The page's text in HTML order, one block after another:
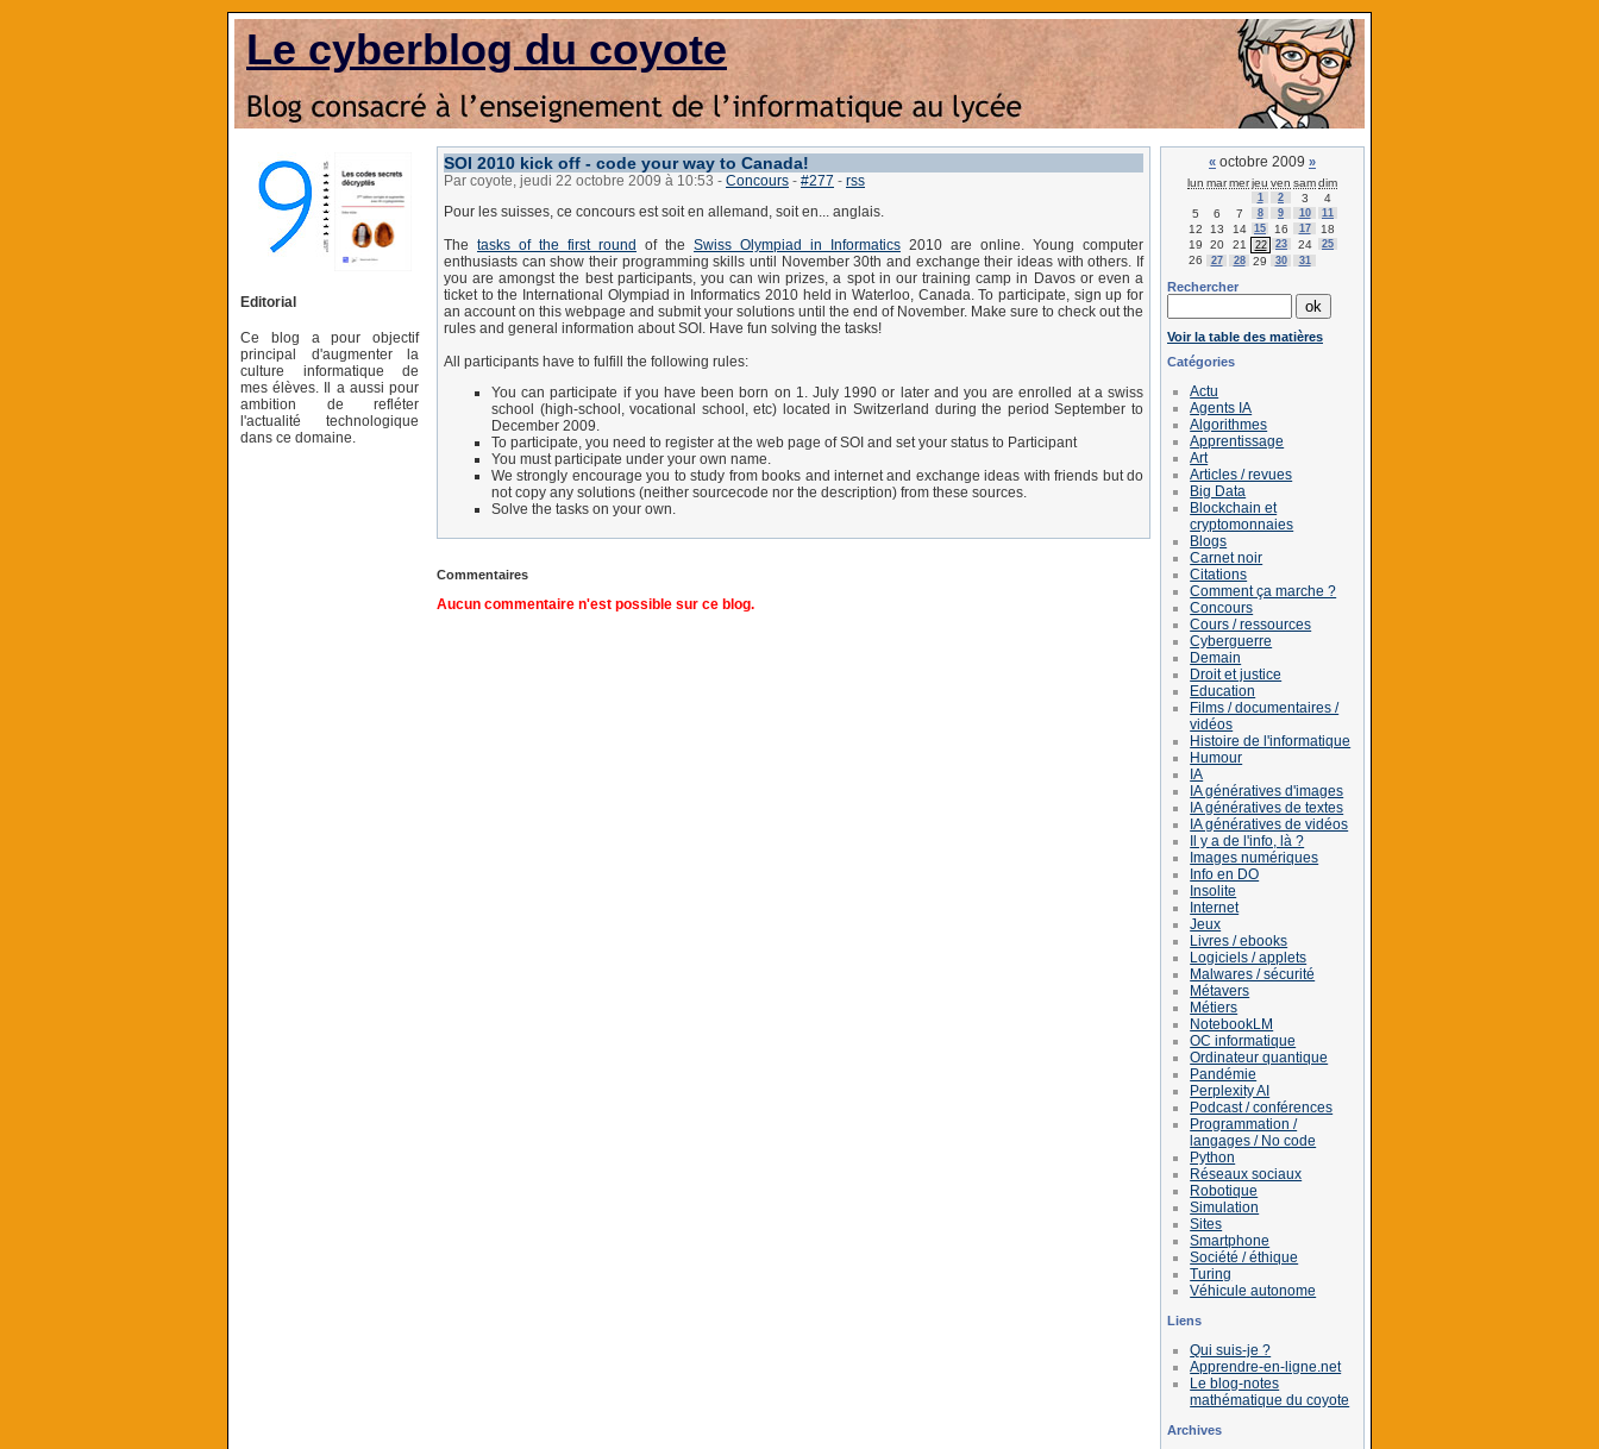
Le cyberblog du coyote
Editorial
Ce blog a pour objectif
principal d'augmenter la
culture informatique de
mes élèves. Il a aussi pour
ambition de refléter
l'actualité technologique
dans ce domaine.
SOI 2010 kick off - code your way to Canada!
Par coyote, jeudi 22 octobre 2009 à 10:53 - Concours - #277 - rss
Pour les suisses, ce concours est soit en allemand, soit en... anglais.
The tasks of the first round of the Swiss Olympiad in Informatics 2010 are online. Young computer
enthusiasts can show their programming skills until November 30th and exchange their ideas with others. If
you are amongst the best participants, you can win prizes, a spot in our training camp in Davos or even a
ticket to the International Olympiad in Informatics 2010 held in Waterloo, Canada. To participate, sign up for
an account on this webpage and submit your solutions until the end of November. Make sure to check out the
rules and general information about SOI. Have fun solving the tasks!
All participants have to fulfill the following rules:
You can participate if you have been born on 1. July 1990 or later and you are enrolled at a swiss
school (high-school, vocational school, etc) located in Switzerland during the period September to
December 2009.
To participate, you need to register at the web page of SOI and set your status to Participant
You must participate under your own name.
We strongly encourage you to study from books and internet and exchange ideas with friends but do
not copy any solutions (neither sourcecode nor the description) from these sources.
Solve the tasks on your own.
Commentaires
Aucun commentaire n'est possible sur ce blog.
« octobre 2009 »
lun marmerjeu ven samdim
1 2 3
4
5
6 7 8 9 10 11
12 13 14 15 16 17
18
19
20 21 22 23 24 25
26 27 28 29 30 31
Rechercher
Voir la table des matières
Catégories
Actu
Agents IA
Algorithmes
Apprentissage
Art
Articles / revues
Big Data
Blockchain et
cryptomonnaies
Blogs
Carnet noir
Citations
Comment ça marche ?
Concours
Cours / ressources
Cyberguerre
Demain
Droit et justice
Education
Films / documentaires /
vidéos
Histoire de l'informatique
Humour
IA
IA génératives d'images
IA génératives de textes
IA génératives de vidéos
Il y a de l'info, là ?
Images numériques
Info en DO
Insolite
Internet
Jeux
Livres / ebooks
Logiciels / applets
Malwares / sécurité
Métavers
Métiers
NotebookLM
OC informatique
Ordinateur quantique
Pandémie
Perplexity AI
Podcast / conférences
Programmation /
langages / No code
Python
Réseaux sociaux
Robotique
Simulation
Sites
Smartphone
Société / éthique
Turing
Véhicule autonome
Liens
Qui suis-je ?
Apprendre-en-ligne.net
Le blog-notes
mathématique du coyote
Archives